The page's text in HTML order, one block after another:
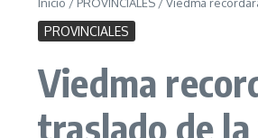
PROVINCIALES
Viedma
traslado de